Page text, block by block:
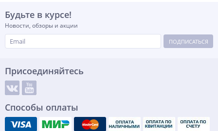
Будьте в курсе!
Новости, обзоры и акции
ПОДПИСАТЬСЯ
Присоединяйтесь
Способы оплаты